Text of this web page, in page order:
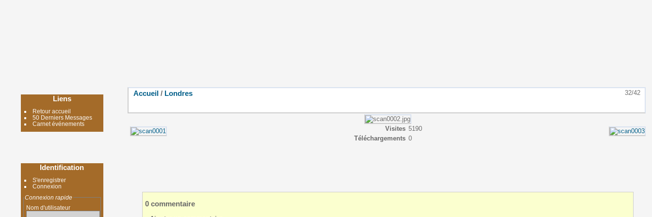
Liens
Retour accueil
50 Derniers Messages
Carnet événements
Identification
S'enregistrer
Connexion
Connexion rapide
Nom d'utilisateur
Accueil / Londres 32/42
Visites 5190
Téléchargements 0
0 commentaire